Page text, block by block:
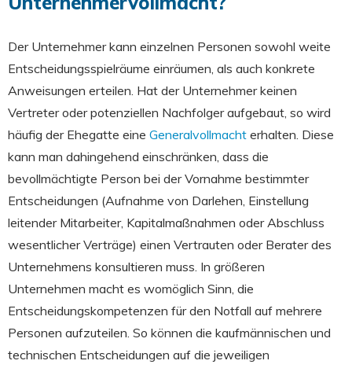
Der Unternehmer kann einzelnen Personen sowohl weite
Entscheidungsspielräume einräumen, als auch konkrete
Anweisungen erteilen. Hat der Unternehmer keinen
Vertreter oder potenziellen Nachfolger aufgebaut, so wird
häufig der Ehegatte eine Generalvollmacht erhalten. Diese
kann man dahingehend einschränken, dass die
bevollmächtigte Person bei der Vornahme bestimmter
Entscheidungen (Aufnahme von Darlehen, Einstellung
leitender Mitarbeiter, Kapitalmaßnahmen oder Abschluss
wesentlicher Verträge) einen Vertrauten oder Berater des
Unternehmens konsultieren muss. In größeren
Unternehmen macht es womöglich Sinn, die
Entscheidungskompetenzen für den Notfall auf mehrere
Personen aufzuteilen. So können die kaufmännischen und
technischen Entscheidungen auf die jeweiligen